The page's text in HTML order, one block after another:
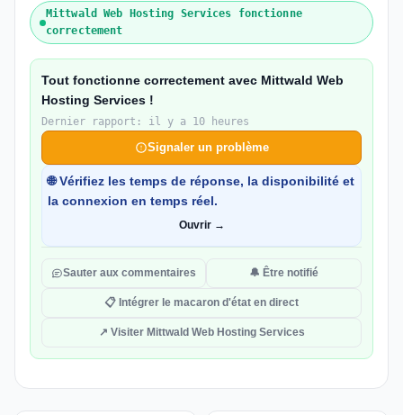
Mittwald Web Hosting Services fonctionne
correctement
Tout fonctionne correctement avec Mittwald Web
Hosting Services !
Dernier rapport: il y a 10 heures
Signaler un problème
🌐 Vérifiez les temps de réponse, la disponibilité et
la connexion en temps réel.
Ouvrir →
Sauter aux commentaires 🔔 Être notifié
📋 Intégrer le macaron d'état en direct
↗ Visiter Mittwald Web Hosting Services